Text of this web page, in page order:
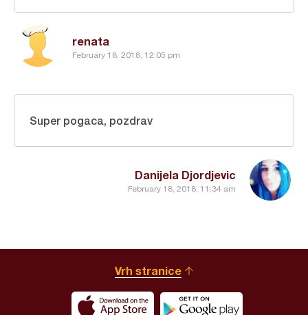
renata
February 18, 2018, 12:05 pm
Danijela Djordjevic
February 18, 2018, 11:34 am
Super pogaca, pozdrav
Vrh stranice